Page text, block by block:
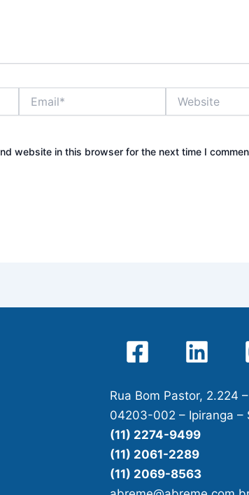
website in this browser for the next time I
Rua Bom Pastor, 2.224
04203-002 – Ipiranga –
(11) 2274-9499
(11) 2061-2289
(11) 2069-8563